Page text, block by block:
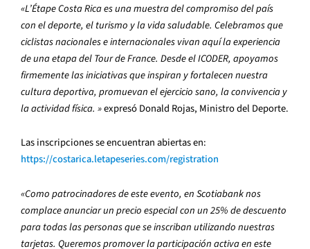
«L’Étape Costa Rica es una muestra del compromiso del país
con el deporte, el turismo y la vida saludable. Celebramos que
ciclistas nacionales e internacionales vivan aquí la experiencia
de una etapa del Tour de France. Desde el ICODER, apoyamos
firmemente las iniciativas que inspiran y fortalecen nuestra
cultura deportiva, promuevan el ejercicio sano, la convivencia y
la actividad física. »expresó Donald Rojas, Ministro del Deporte.
Las inscripciones se encuentran abiertas en:
https://costarica.letapeseries.com/registration
«Como patrocinadores de este evento, en Scotiabank nos
complace anunciar un precio especial con un 25% de descuento
para todas las personas que se inscriban utilizando nuestras
tarjetas. Queremos promover la participación activa en este